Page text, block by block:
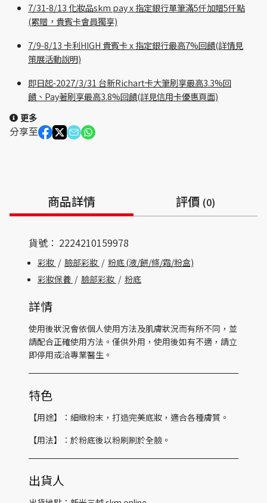
7/31-8/13 化妝品skm pay x 指定銀行單筆滿5仟加贈5仟點
(累贈，貴賓卡會員獨享)
7/9-8/13 卡利HIGH 貴賓卡 x 指定銀行最高7%回饋(詳情見
策展活動說明)
即日起-2027/3/31 台新Richart卡大筆刷享最高3.3%回
饋、Pay著刷享最高3.8%回饋(詳見信用卡優惠頁面)
更多
分享至
商品詳情 評價 (0)
貨號： 2224210159978
彩妝 / 臉部彩妝 / 粉底 (液/餅/條/霜/粉盒)
彩妝保養 / 臉部彩妝 / 粉底
詳情
使用後狀況會依個人使用方法及肌膚狀況而有所不同，並
請配合正確使用方法。僅供外用，使用後如有不適，請立
即停用或洽專業醫生。
特色
【用途】：細緻粉末，打造完美底妝，適合各種膚質。
【用法】：於粉底後以粉刷刷於全臉。
出貨人